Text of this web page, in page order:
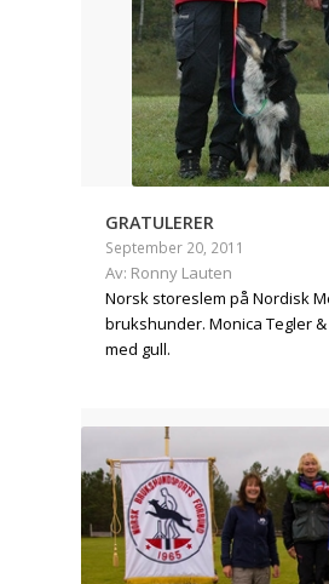
GRATULERER
September 20, 2011
Av: Ronny Lauten
Norsk storeslem på Nordisk
brukshunder. Monica Tegler
med gull.